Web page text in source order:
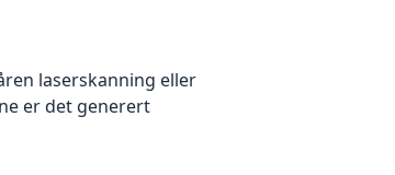
laserskanning eller
er det generert